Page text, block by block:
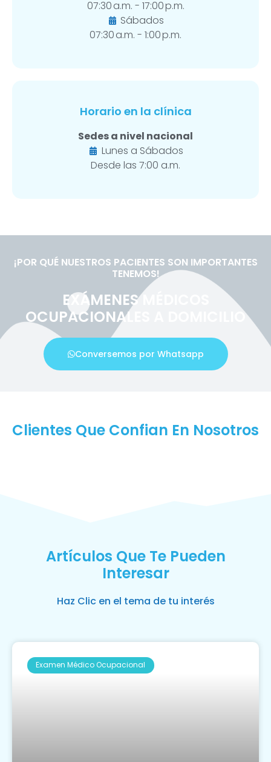
07:30 a.m. - 17:00 p.m.
Sábados
07:30 a.m. - 1:00 p.m.
Horario en la clínica
Sedes a nivel nacional
Lunes a Sábados
Desde las 7:00 a.m.
¡POR QUÉ NUESTROS PACIENTES SON IMPORTANTES
TENEMOS!
EXÁMENES MÉDICOS
OCUPACIONALES A DOMICILIO
Conversemos por Whatsapp
Clientes Que Confian En Nosotros
Artículos Que Te Pueden
Interesar
Haz Clic en el tema de tu interés
Examen Médico Ocupacional